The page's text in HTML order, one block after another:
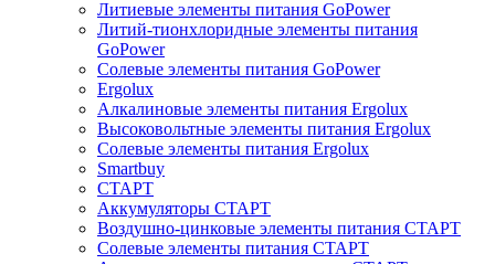
Литиевые элементы питания GoPower
Литий-тионхлоридные элементы питания
GoPower
Солевые элементы питания GoPower
Ergolux
Алкалиновые элементы питания Ergolux
Высоковольтные элементы питания Ergolux
Солевые элементы питания Ergolux
Smartbuy
СТАРТ
Аккумуляторы СТАРТ
Воздушно-цинковые элементы питания СТАРТ
Солевые элементы питания СТАРТ